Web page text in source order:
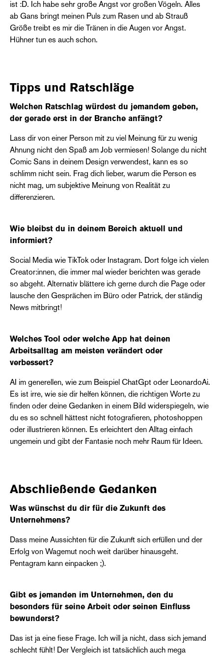
ist :D. Ich habe sehr große Angst vor großen Vögeln. Alles
ab Gans bringt meinen Puls zum Rasen und ab Strauß
Größe treibt es mir die Tränen in die Augen vor Angst.
Hühner tun es auch schon.
Tipps und Ratschläge
Welchen Ratschlag würdest du jemandem geben,
der gerade erst in der Branche anfängt?
Lass dir von einer Person mit zu viel Meinung für zu wenig
Ahnung nicht den Spaß am Job vermiesen! Solange du nicht
Comic Sans in deinem Design verwendest, kann es so
schlimm nicht sein. Frag dich lieber, warum die Person es
nicht mag, um subjektive Meinung von Realität zu
differenzieren.
Wie bleibst du in deinem Bereich aktuell und
informiert?
Social Media wie TikTok oder Instagram. Dort folge ich vielen
Creator:innen, die immer mal wieder berichten was gerade
so abgeht. Alternativ blättere ich gerne durch die Page oder
lausche den Gesprächen im Büro oder Patrick, der ständig
News mitbringt!
Welches Tool oder welche App hat deinen
Arbeitsalltag am meisten verändert oder
verbessert?
AI im generellen, wie zum Beispiel ChatGpt oder LeonardoAi.
Es ist irre, wie sie dir helfen können, die richtigen Worte zu
finden oder deine Gedanken in einem Bild widerspiegeln, wie
du es so schnell hättest nicht fotografieren, photoshoppen
oder illustrieren können. Es erleichtert den Alltag einfach
ungemein und gibt der Fantasie noch mehr Raum für Ideen.
Abschließende Gedanken
Was wünschst du dir für die Zukunft des
Unternehmens?
Dass meine Aussichten für die Zukunft sich erfüllen und der
Erfolg von Wagemut noch weit darüber hinausgeht.
Pentagram kann einpacken ;).
Gibt es jemanden im Unternehmen, den du
besonders für seine Arbeit oder seinen Einfluss
bewunderst?
Das ist ja eine fiese Frage. Ich will ja nicht, dass sich jemand
schlecht fühlt! Der Vergleich ist tatsächlich auch mega